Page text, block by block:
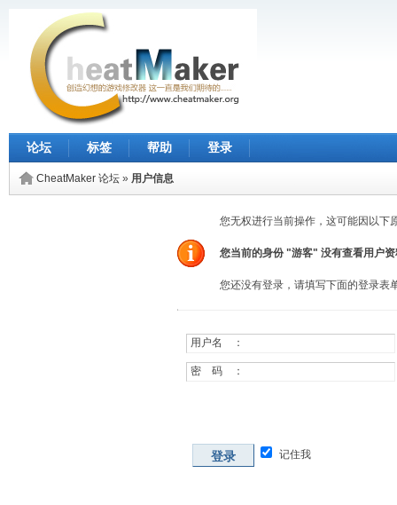
论坛 标签 帮助 登录
CheatMaker 论坛 » 用户信息
您无权进行当前操作，这可能因以下
您当前的身份 "游客" 没有查看用户
您还没有登录，请填写下面的登录表
用户名 ：
密 码 ：
登录 记住我